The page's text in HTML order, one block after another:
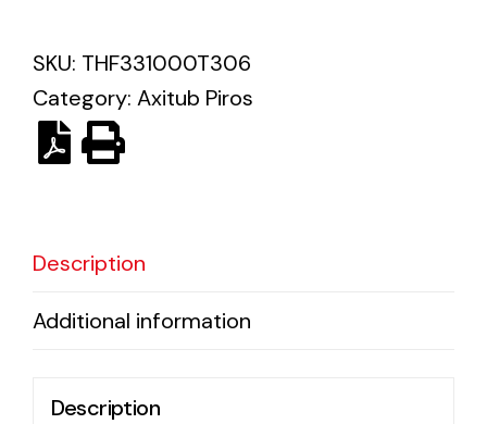
Solar lighting
SKU: THF331000T306
Category: Axitub Piros
Description
Additional information
Description